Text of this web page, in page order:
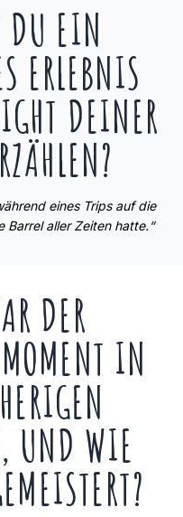
DU EIN
ERLEBNIS
DEINER
eines Trips auf die
aller Zeiten hatte.“
DER
IN
UND WIE